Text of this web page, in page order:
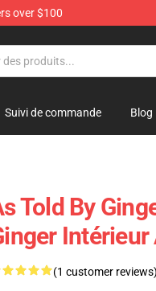
over $100
Suivi de commande Blog
Told By
Intérieur
(1 customer reviews)